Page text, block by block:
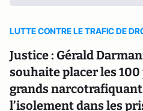
LUTTE CONTRE LE TRAFIC DE
Justice : Gérald
souhaite placer les
grands
l’isolement dans les